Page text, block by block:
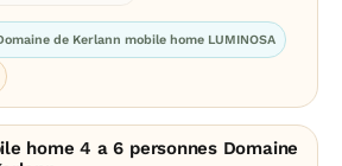
de Kerlann mobile home LUMINOSA
home 4 a 6 personnes Domaine